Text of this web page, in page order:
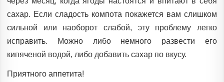
сахар. Если сладость компота покажется вам слишком
сильной или наоборот слабой, эту проблему легко
исправить. Можно либо немного развести его
кипяченой водой, либо добавить сахар по вкусу.
Приятного аппетита!